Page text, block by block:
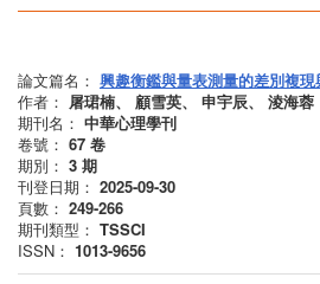
論文篇名： 興趣衡鑑與量表測量的差別複現
作者： 屠珺楠、 顧雪英、 申宇辰、 淩海蓉
期刊名： 中華心理學刊
卷號： 67 卷
期別： 3 期
刊登日期： 2025-09-30
頁數： 249-266
期刊類型： TSSCI
ISSN： 1013-9656